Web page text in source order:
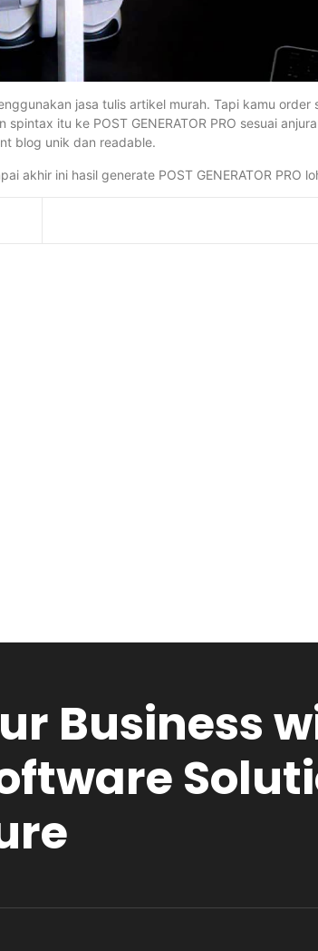
jasa tulis artikel murah. Tapi kamu order
itu ke POST GENERATOR PRO sesuai
blog unik dan readable.
akhir ini hasil generate POST GENERATOR PRO
Business